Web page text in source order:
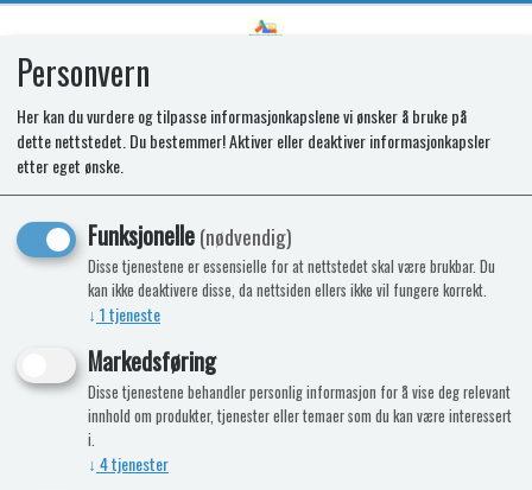
SPARE OVEN DOOR CAP496 SIDE
OPEN BK TOP
Personvern
Her kan du vurdere og tilpasse informasjonkapslene vi ønsker å bruke på
dette nettstedet. Du bestemmer! Aktiver eller deaktiver informasjonkapsler
etter eget ønske.
Funksjonelle(nødvendig)
Disse tjenestene er essensielle for at nettstedet skal være brukbar. Du
kan ikke deaktivere disse, da nettsiden ellers ikke vil fungere korrekt.
↓ 1tjeneste
Markedsføring
Disse tjenestene behandler personlig informasjon for å vise deg relevant
innhold om produkter, tjenester eller temaer som du kan være interessert
i.
↓ 4tjenester